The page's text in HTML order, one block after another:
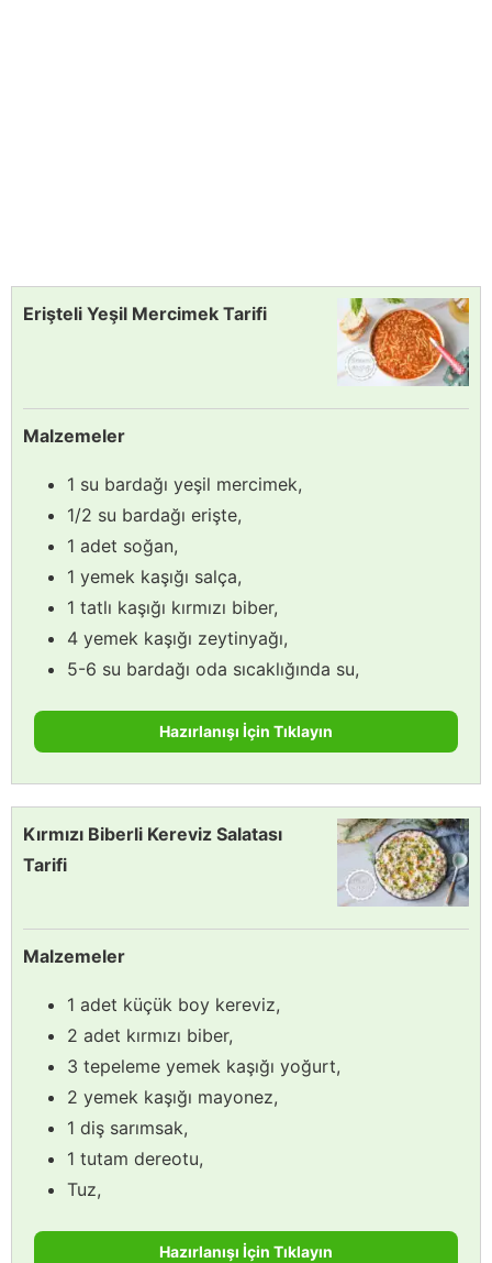
Erişteli Yeşil Mercimek Tarifi
Malzemeler
1 su bardağı yeşil mercimek,
1/2 su bardağı erişte,
1 adet soğan,
1 yemek kaşığı salça,
1 tatlı kaşığı kırmızı biber,
4 yemek kaşığı zeytinyağı,
5-6 su bardağı oda sıcaklığında su,
Hazırlanışı İçin Tıklayın
Kırmızı Biberli Kereviz Salatası
Tarifi
Malzemeler
1 adet küçük boy kereviz,
2 adet kırmızı biber,
3 tepeleme yemek kaşığı yoğurt,
2 yemek kaşığı mayonez,
1 diş sarımsak,
1 tutam dereotu,
Tuz,
Hazırlanışı İçin Tıklayın